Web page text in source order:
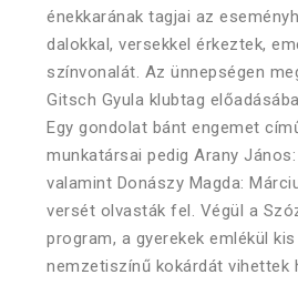
énekkarának tagjai az
dalokkal, versekkel érkeztek,
színvonalát. Az ünnepségen
Gitsch Gyula klubtag
Egy gondolat bánt engemet
munkatársai pedig Arany
valamint Donászy Magda:
versét olvasták fel. Végül a
program, a gyerekek emlékül
nemzetiszínű kokárdát vihettek